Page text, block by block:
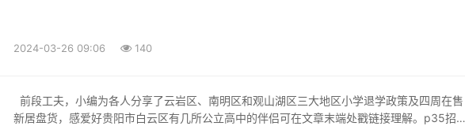
2024-03-26 09:06 140
新居盘货，感爱好贵阳市白云区有几所公立高中的伴侣可在文章末端处戳链接理解。p35招生